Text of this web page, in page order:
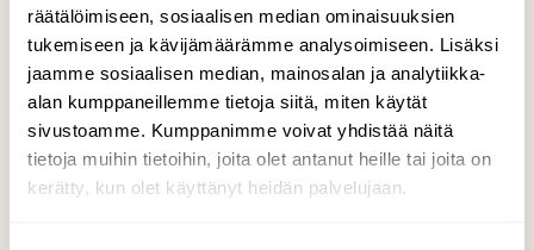
räätälöimiseen, sosiaalisen median ominaisuuksien
tukemiseen ja kävijämäärämme analysoimiseen. Lisäksi
jaamme sosiaalisen median, mainosalan ja analytiikka-
alan kumppaneillemme tietoja siitä, miten käytät
sivustoamme. Kumppanimme voivat yhdistää näitä
tietoja muihin tietoihin, joita olet antanut heille tai joita on
kerätty, kun olet käyttänyt heidän palvelujaan.
Tosi iso kääpä
Kuusenkäpy on hyvä mittatikku.
Valokuvaaja: Reijo Juurinen, Nuuksion